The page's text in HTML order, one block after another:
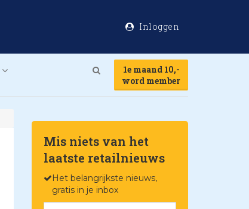
Inloggen
1e maand 10,-
word member
Mis niets van het
laatste retailnieuws
Het belangrijkste nieuws,
gratis in je inbox